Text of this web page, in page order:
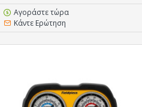
Αγοράστε τώρα
Κάντε Ερώτηση